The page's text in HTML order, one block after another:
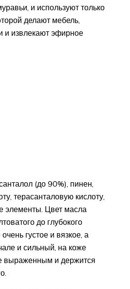
и используют только
делают мебель,
и извлекают эфирное
(до 90%), пинен,
терасанталовую кислоту,
элементы. Цвет масла
до глубокого
густое и вязкое, а
и сильный, на коже
выраженным и держится